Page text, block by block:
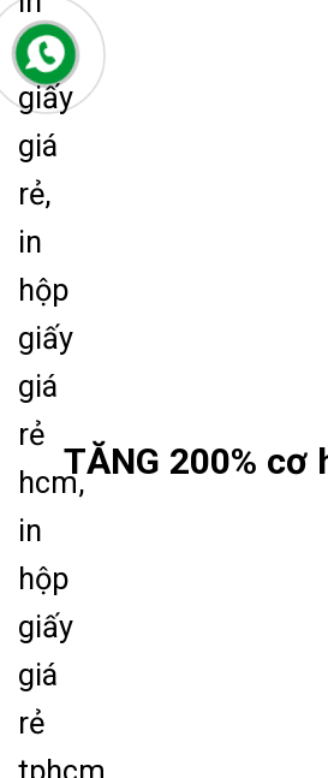
TĂNG 200% cơ